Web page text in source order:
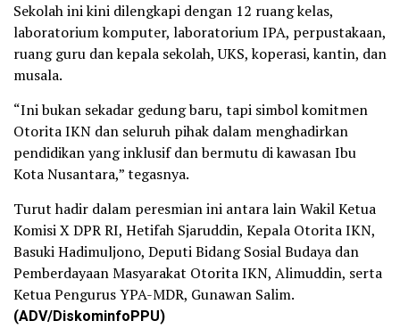
Sekolah ini kini dilengkapi dengan 12 ruang kelas,
laboratorium komputer, laboratorium IPA, perpustakaan,
ruang guru dan kepala sekolah, UKS, koperasi, kantin, dan
musala.
“Ini bukan sekadar gedung baru, tapi simbol komitmen
Otorita IKN dan seluruh pihak dalam menghadirkan
pendidikan yang inklusif dan bermutu di kawasan Ibu
Kota Nusantara,” tegasnya.
Turut hadir dalam peresmian ini antara lain Wakil Ketua
Komisi X DPR RI, Hetifah Sjaruddin, Kepala Otorita IKN,
Basuki Hadimuljono, Deputi Bidang Sosial Budaya dan
Pemberdayaan Masyarakat Otorita IKN, Alimuddin, serta
Ketua Pengurus YPA-MDR, Gunawan Salim.
(ADV/DiskominfoPPU)